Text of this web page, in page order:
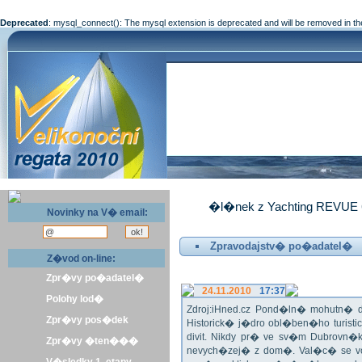
Deprecated: mysql_connect(): The mysql extension is deprecated and will be removed in
Novinky na V� email:
Z�vod on-line:
Zpr�vy po�adatel�
Polohy lod�
Zpr�vy pos�dek
Zpr�vy �ten���
�l�nek z Yachting REVUE
Zpravodajstv� po�adatel�
24.11.2010
17:37
Zdroj:iHned.cz Pond�ln�
Historick� j�dro obl�ben�ho
divit. Nikdy pr� ve sv�m
nevych�zej� z dom�. Val�c� se